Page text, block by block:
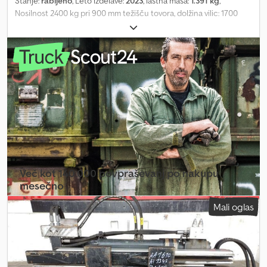
Nosilnost 2400 kg pri 900 mm težišču tovora, dolžina vilic: 1700
mm, širina okvirja: 1830 mm, razpon odpiranja: 710 - 2740 mm,
pritrditev: FEM3A, lastno težišče: 388 mm, rabljena prijemalka za
bale Bolzoni B-400PWE s stranskim pomikom z ventilskim blokom,
pritrditev FEM 3A, razpon odpiranja 710 - 2740 mm, vključno s
cevmi, širina nosilca vilic: 1830 mm, dolžina vilic: 1700 mm, težišče
tovora: 900 mm, lastno težišče: 388 mm. Chjdpfx Aeycydgonmea
Več kot 140.000 povpraševanj po nakupu
mesečno
Izberite paket za prodajalce Mali oglas